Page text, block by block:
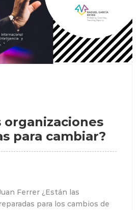
organizaciones
para cambiar?
Ferrer ¿Están las
para los cambios de